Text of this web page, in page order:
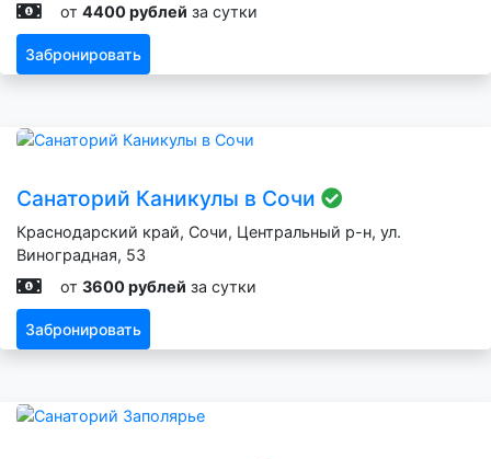
от 4400 рублей за сутки
Забронировать
Санаторий Каникулы в Сочи
Краснодарский край, Сочи, Центральный р-н, ул.
Виноградная, 53
от 3600 рублей за сутки
Забронировать